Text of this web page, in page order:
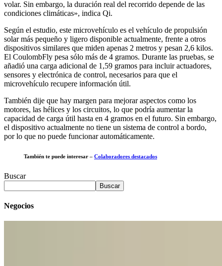
volar. Sin embargo, la duración real del recorrido depende de las
condiciones climáticas», indica Qi.
Según el estudio, este microvehículo es el vehículo de propulsión
solar más pequeño y ligero disponible actualmente, frente a otros
dispositivos similares que miden apenas 2 metros y pesan 2,6 kilos.
El CoulombFly pesa sólo más de 4 gramos. Durante las pruebas, se
añadió una carga adicional de 1,59 gramos para incluir actuadores,
sensores y electrónica de control, necesarios para que el
microvehículo recupere información útil.
También dije que hay margen para mejorar aspectos como los
motores, las hélices y los circuitos, lo que podría aumentar la
capacidad de carga útil hasta en 4 gramos en el futuro. Sin embargo,
el dispositivo actualmente no tiene un sistema de control a bordo,
por lo que no puede funcionar automáticamente.
También te puede interesar – Colaboradores destacados
Buscar
Buscar
Negocios